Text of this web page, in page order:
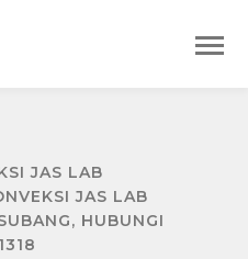
JAS LAB
JAS LAB
HUBUNGI